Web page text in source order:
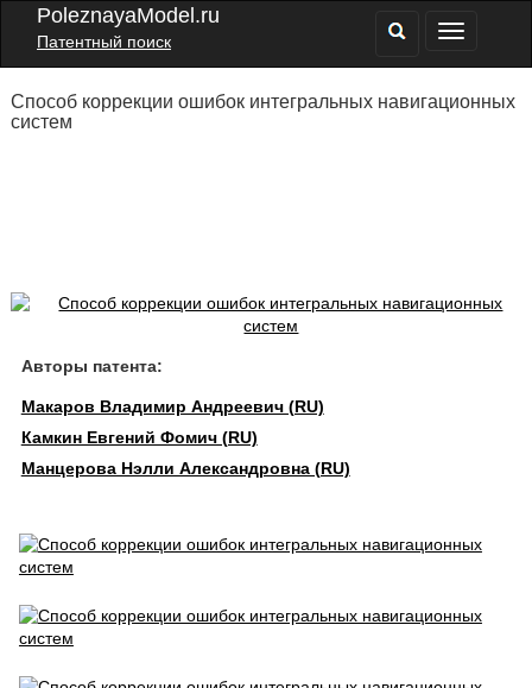
PoleznayaModel.ru
Патентный поиск
Способ коррекции ошибок интегральных навигационных
систем
Авторы патента:
Макаров Владимир Андреевич (RU)
Камкин Евгений Фомич (RU)
Манцерова Нэлли Александровна (RU)